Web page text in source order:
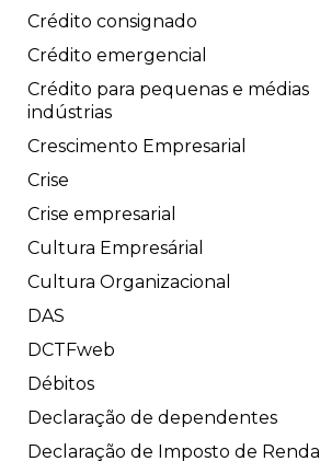
Crédito consignado
Crédito emergencial
Crédito para pequenas e médias
indústrias
Crescimento Empresarial
Crise
Crise empresarial
Cultura Empresárial
Cultura Organizacional
DAS
DCTFweb
Débitos
Declaração de dependentes
Declaração de Imposto de Renda